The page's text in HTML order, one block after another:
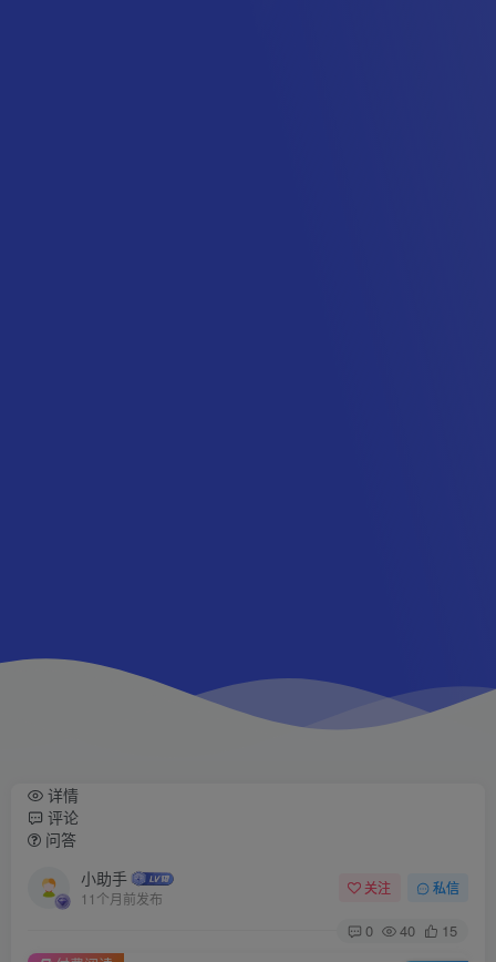
详情
评论
问答
小助手
11个月前发布
关注 私信
0 40
15